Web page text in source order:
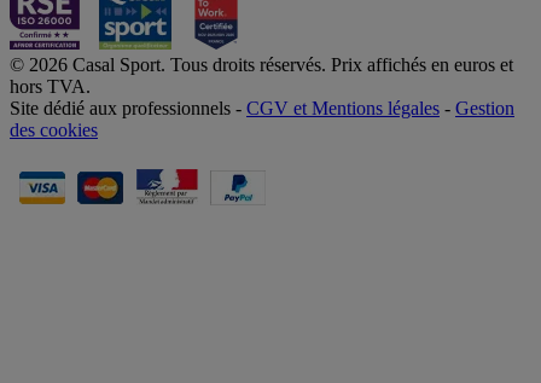
© 2026 Casal Sport. Tous droits réservés. Prix affichés en euros et
hors TVA.
Site dédié aux professionnels - CGV et Mentions légales - Gestion
des cookies